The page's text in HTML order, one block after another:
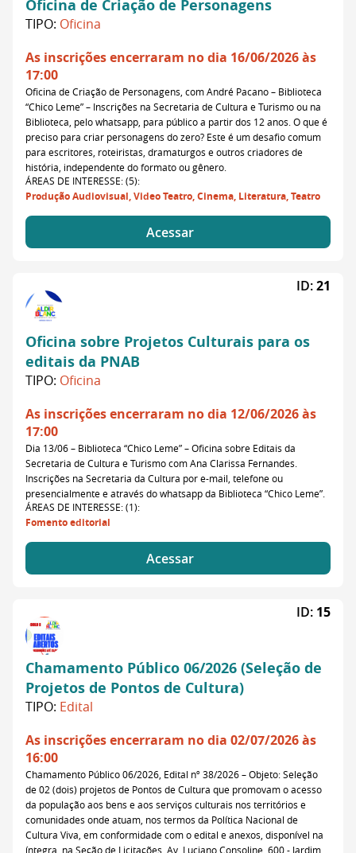
Oficina de Criação de Personagens
TIPO: Oficina
As inscrições encerraram no dia 16/06/2026 às
17:00
Oficina de Criação de Personagens, com André Pacano – Biblioteca
“Chico Leme” – Inscrições na Secretaria de Cultura e Turismo ou na
Biblioteca, pelo whatsapp, para público a partir dos 12 anos. O que é
preciso para criar personagens do zero? Este é um desafio comum
para escritores, roteiristas, dramaturgos e outros criadores de
história, independente do formato ou gênero.
ÁREAS DE INTERESSE: (5):
Produção Audiovisual, Video Teatro, Cinema, Literatura, Teatro
Acessar
Oficina sobre Projetos Culturais para os
editais da PNAB
TIPO: Oficina
ID:21
As inscrições encerraram no dia 12/06/2026 às
17:00
Dia 13/06 – Biblioteca “Chico Leme” – Oficina sobre Editais da
Secretaria de Cultura e Turismo com Ana Clarissa Fernandes.
Inscrições na Secretaria da Cultura por e-mail, telefone ou
presencialmente e através do whatsapp da Biblioteca “Chico Leme”.
ÁREAS DE INTERESSE: (1):
Fomento editorial
Acessar
Chamamento Público 06/2026 (Seleção de
Projetos de Pontos de Cultura)
TIPO: Edital
ID: 15
As inscrições encerraram no dia 02/07/2026 às
16:00
Chamamento Público 06/2026, Edital nº 38/2026 – Objeto: Seleção
de 02 (dois) projetos de Pontos de Cultura que promovam o acesso
da população aos bens e aos serviços culturais nos territórios e
comunidades onde atuam, nos termos da Política Nacional de
Cultura Viva, em conformidade com o edital e anexos, disponível na
íntegra, na Seção de Licitações, Av. Luciano Consoline, 600 - Jardim